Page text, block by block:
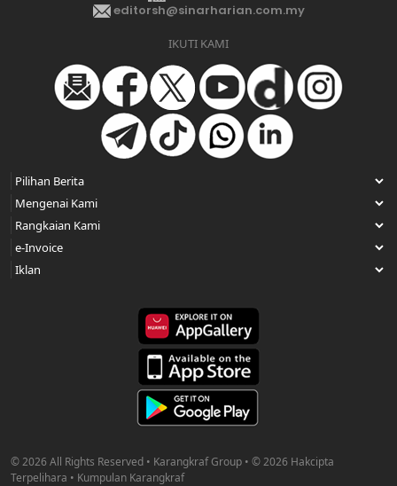
editorsh@sinarharian.com.my
IKUTI KAMI
© 2026 All Rights Reserved • Karangkraf Group • © 2026 Hakcipta
Terpelihara • Kumpulan Karangkraf